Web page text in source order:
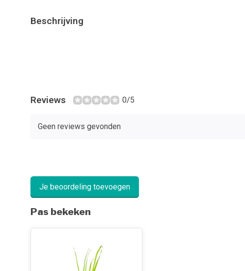
Beschrijving
Reviews 0/5
Geen reviews gevonden
Je beoordeling toevoegen
Pas bekeken